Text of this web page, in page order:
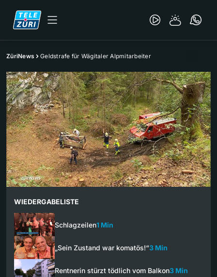
ZüriNews Geldstrafe für Wägitaler Alpmitarbeiter
WIEDERGABELISTE
Schlagzeilen1 Min
„Sein Zustand war komatös!“3 Min
Rentnerin stürzt tödlich vom Balkon3 Min